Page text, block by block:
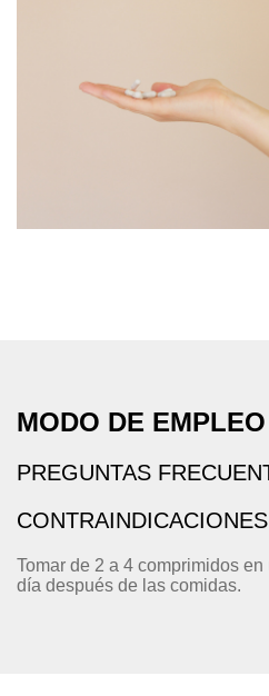
MODO DE EMPLEO
PREGUNTAS
CONTRAINDICACIONES
Tomar de 2 a 4 comprimidos en
día después de las comidas.